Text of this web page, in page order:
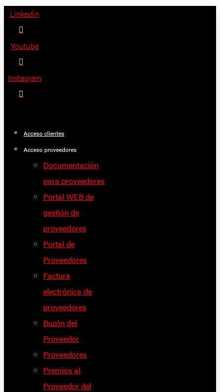
Saltar
contenido
Linkedin
Youtube
Instagram
Acceso clientes
Acceso proveedores
Documentación
para proveedores
Portal WEB de
gestión de
proveedores
Portal de
Proveedores
Factura
electrónica de
proveedores
Buzón del
Proveedor
Proveedores
Premios al
Proveedor del